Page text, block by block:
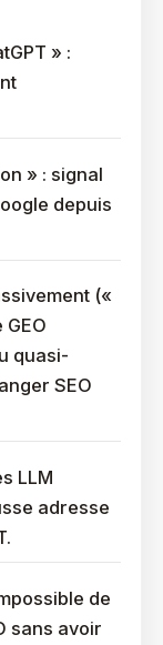
» :
» : signal
depuis
(«
quasi-
SEO
LLM
adresse
de
sans avoir